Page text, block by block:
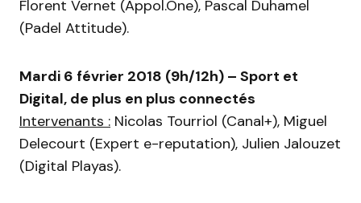
Florent Vernet (Appol.One), Pascal Duhamel
(Padel Attitude).
Mardi 6 février 2018 (9h/12h) – Sport et
Digital, de plus en plus connectés
Intervenants : Nicolas Tourriol (Canal+), Miguel
Delecourt (Expert e-reputation), Julien Jalouzet
(Digital Playas).